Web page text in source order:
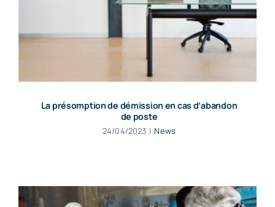
La présomption de démission en cas d’abandon
de poste
24/04/2023 | News